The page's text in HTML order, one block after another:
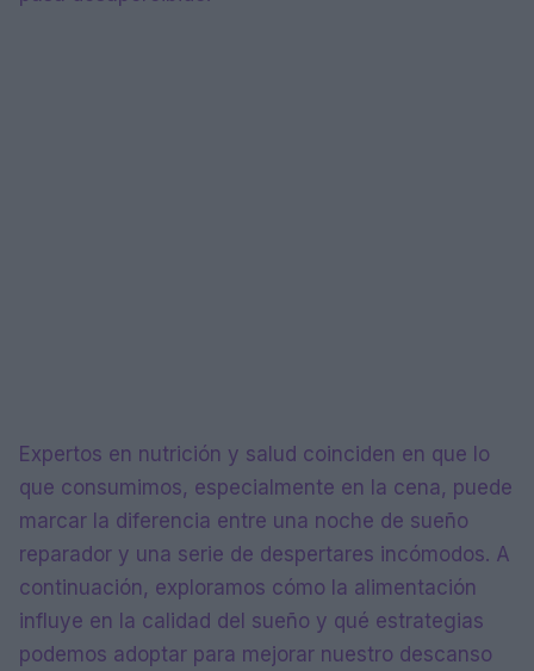
Expertos en nutrición y salud coinciden en que lo
que consumimos, especialmente en la cena, puede
marcar la diferencia entre una noche de sueño
reparador y una serie de despertares incómodos. A
continuación, exploramos cómo la alimentación
influye en la calidad del sueño y qué estrategias
podemos adoptar para mejorar nuestro descanso